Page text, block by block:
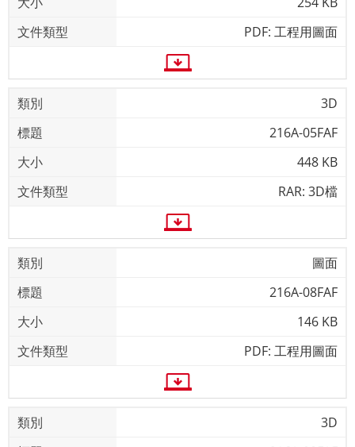
PDF: 工程用圖面
3D
216A-05FAF
448 KB
RAR: 3D檔
圖面
216A-08FAF
146 KB
PDF: 工程用圖面
3D